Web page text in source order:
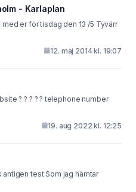
- Karlaplan
er för tisdag den 13 /5 Tyvärr
12. maj 2014 kl. 19:07
number
19. aug 2022 kl. 12:25